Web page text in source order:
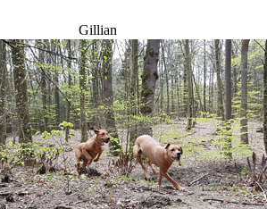
Gillian